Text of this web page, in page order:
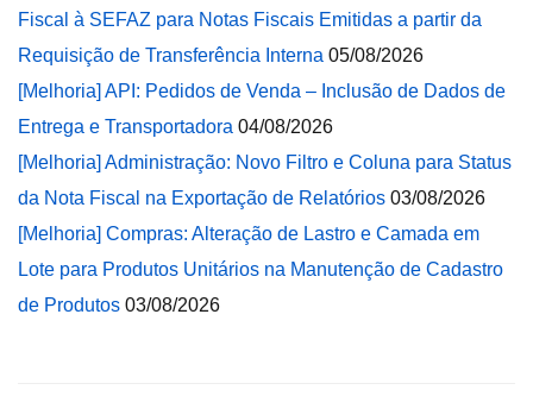
Fiscal à SEFAZ para Notas Fiscais Emitidas a partir da
Requisição de Transferência Interna 05/08/2026
[Melhoria] API: Pedidos de Venda – Inclusão de Dados de
Entrega e Transportadora 04/08/2026
[Melhoria] Administração: Novo Filtro e Coluna para Status
da Nota Fiscal na Exportação de Relatórios 03/08/2026
[Melhoria] Compras: Alteração de Lastro e Camada em
Lote para Produtos Unitários na Manutenção de Cadastro
de Produtos 03/08/2026